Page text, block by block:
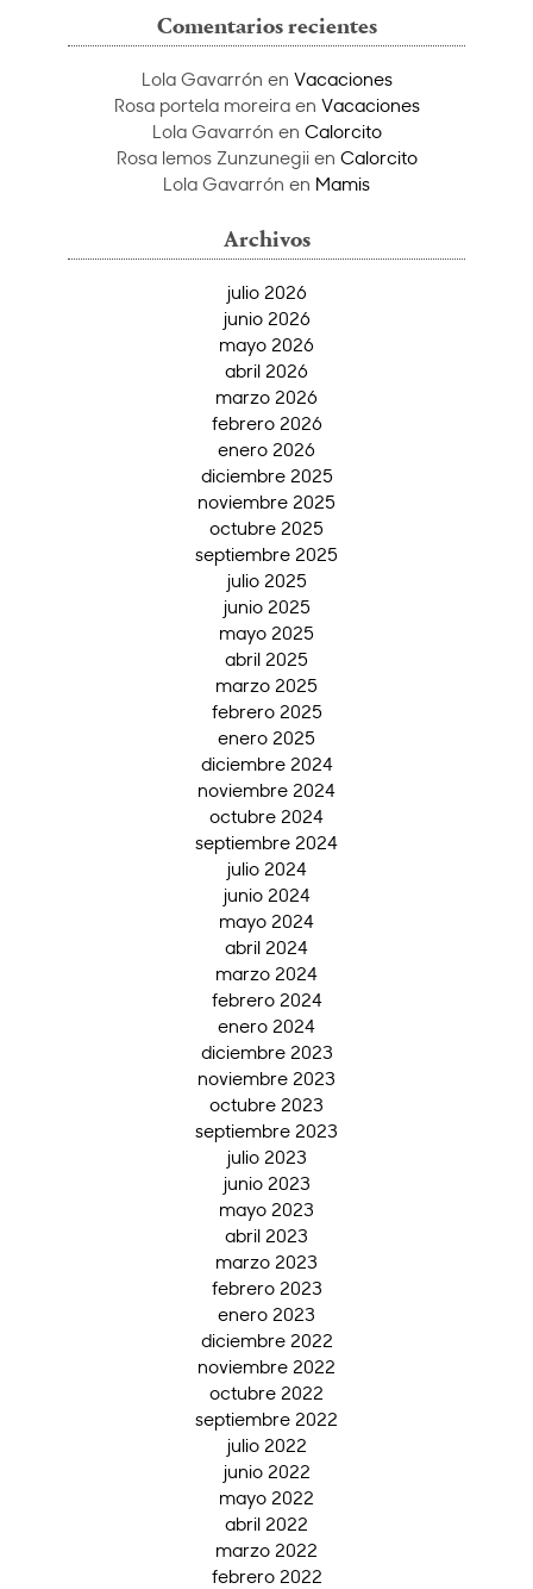
Comentarios recientes
Lola Gavarrón en Vacaciones
Rosa portela moreiraen Vacaciones
Lola Gavarrón en Calorcito
Rosa lemos Zunzunegiien Calorcito
Lola Gavarrón en Mamis
Archivos
julio 2026
junio 2026
mayo 2026
abril 2026
marzo 2026
febrero 2026
enero 2026
diciembre 2025
noviembre 2025
octubre 2025
septiembre 2025
julio 2025
junio 2025
mayo 2025
abril 2025
marzo 2025
febrero 2025
enero 2025
diciembre 2024
noviembre 2024
octubre 2024
septiembre 2024
julio 2024
junio 2024
mayo 2024
abril 2024
marzo 2024
febrero 2024
enero 2024
diciembre 2023
noviembre 2023
octubre 2023
septiembre 2023
julio 2023
junio 2023
mayo 2023
abril 2023
marzo 2023
febrero 2023
enero 2023
diciembre 2022
noviembre 2022
octubre 2022
septiembre 2022
julio 2022
junio 2022
mayo 2022
abril 2022
marzo 2022
febrero 2022